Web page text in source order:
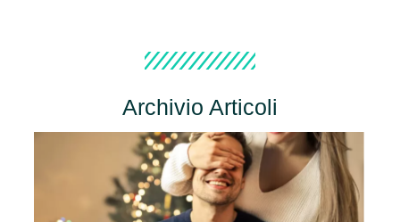
Archivio Articoli